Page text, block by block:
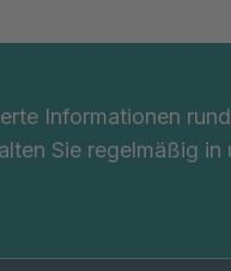
Informationen
Sie regelmäßig